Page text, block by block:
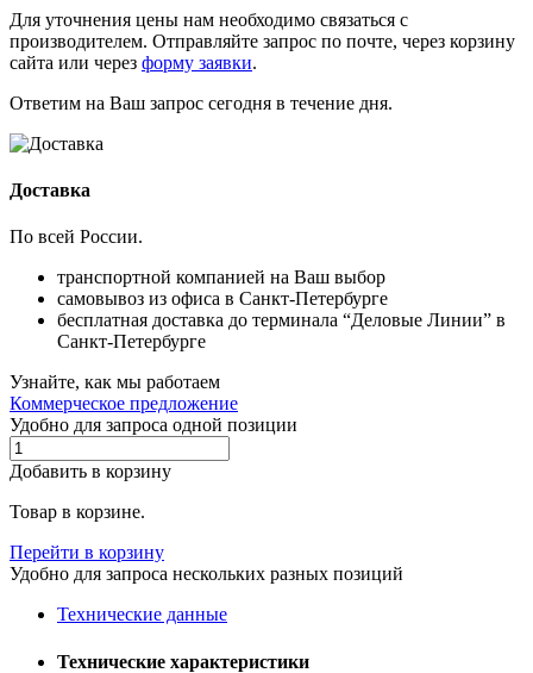
Для уточнения цены нам необходимо связаться с
производителем. Отправляйте запрос по почте, через корзину
сайта или через форму заявки.
Ответим на Ваш запрос сегодня в течение дня.
Доставка
По всей России.
транспортной компанией на Ваш выбор
самовывоз из офиса в Санкт-Петербурге
бесплатная доставка до терминала “Деловые Линии” в
Санкт-Петербурге
Узнайте, как мы работаем
Коммерческое предложение
Удобно для запроса одной позиции
Добавить в корзину
Товар в корзине.
Перейти в корзину
Удобно для запроса нескольких разных позиций
Технические данные
Технические характеристики